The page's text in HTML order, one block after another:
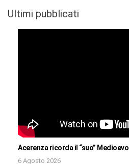
Ultimi pubblicati
Acerenza ricorda il “suo” Medioevo
6 Agosto 2026